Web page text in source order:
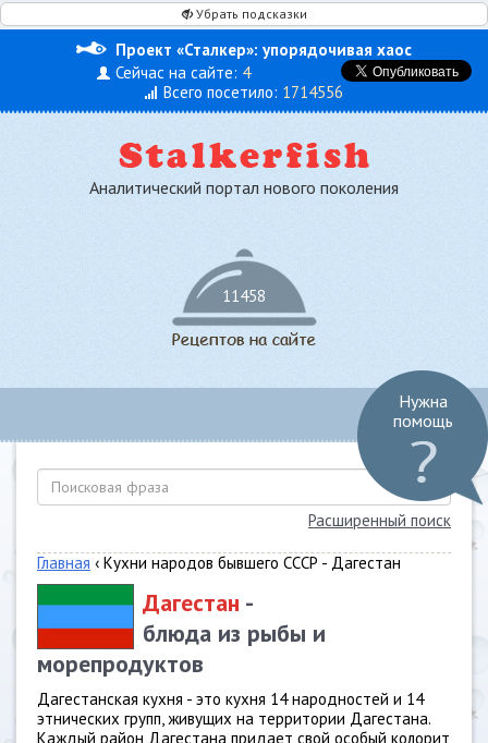
Убрать подсказки
Проект «Сталкер»: упорядочивая хаос
Сейчас на сайте: 4
Всего посетило: 1714556
Аналитический портал нового поколения
11458
Расширенный поиск
Главная ‹ Кухни народов бывшего СССР - Дагестан
Дагестан -
блюда из рыбы и
морепродуктов
Дагестанская кухня - это кухня 14 народностей и 14
этнических групп, живущих на территории Дагестана.
Каждый район Дагестана придает свой особый колорит
Нужна
помощь